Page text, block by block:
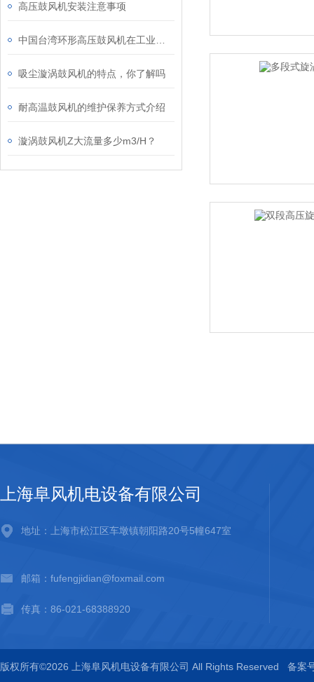
高压鼓风机安装注意事项
吸尘漩涡鼓风机的特点，你了解吗
耐高温鼓风机的维护保养方式介绍
漩涡鼓风机Z大流量多少m3/H？
上海阜风机电设备有限公司
地址：上海市松江区车墩镇朝阳路20号5幢647室
邮箱：fufengjidian@foxmail.com
传真：86-021-68388920
版权所有©2026 上海阜风机电设备有限公司 All Rights Reserved 备案